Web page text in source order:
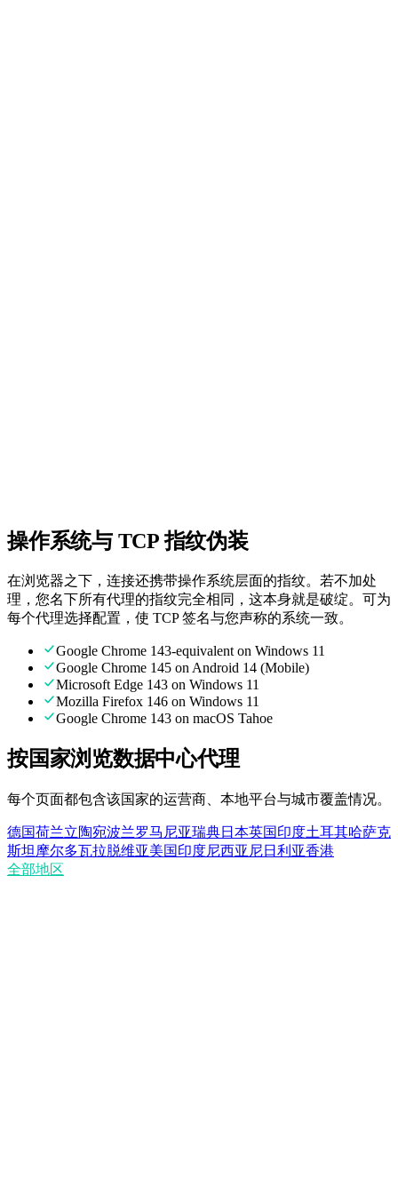
操作系统与 TCP 指纹伪装
在浏览器之下，连接还携带操作系统层面的指纹。若不加处
理，您名下所有代理的指纹完全相同，这本身就是破绽。可为
每个代理选择配置，使 TCP 签名与您声称的系统一致。
Google Chrome 143-equivalent on Windows 11
Google Chrome 145 on Android 14 (Mobile)
Microsoft Edge 143 on Windows 11
Mozilla Firefox 146 on Windows 11
Google Chrome 143 on macOS Tahoe
按国家浏览数据中心代理
每个页面都包含该国家的运营商、本地平台与城市覆盖情况。
德国荷兰立陶宛波兰罗马尼亚瑞典日本英国印度土耳其哈萨克
斯坦 摩尔多瓦拉脱维亚美国印度尼西亚 尼日利亚香港
全部地区